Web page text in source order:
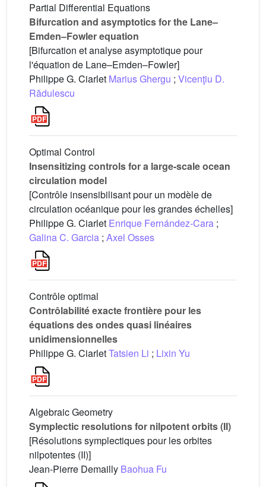
Partial Differential Equations
Bifurcation and asymptotics for the Lane–
Emden–Fowler equation
[Bifurcation et analyse asymptotique pour
l'équation de Lane–Emden–Fowler]
Philippe G. Ciarlet Marius Ghergu ; Vicenţiu D.
Rădulescu
Optimal Control
Insensitizing controls for a large-scale ocean
circulation model
[Contrôle insensibilisant pour un modèle de
circulation océanique pour les grandes échelles]
Philippe G. Ciarlet Enrique Fernández-Cara ;
Galina C. Garcia ; Axel Osses
Contrôle optimal
Contrôlabilité exacte frontière pour les
équations des ondes quasi linéaires
unidimensionnelles
Philippe G. CiarletTatsien Li ; Lixin Yu
Algebraic Geometry
Symplectic resolutions for nilpotent orbits (II)
[Résolutions symplectiques pour les orbites
nilpotentes (II)]
Jean-Pierre Demailly Baohua Fu